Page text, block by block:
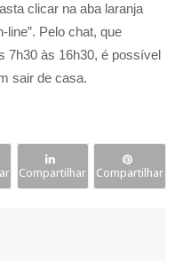
clicar na aba laranja
line”. Pelo chat, que
7h30 às 16h30, é possível
sair de casa.
Compartilhar Compartilhar